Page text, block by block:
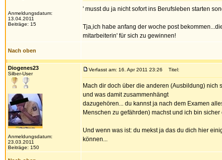
Anmeldungsdatum:
13.04.2011
Beiträge: 15
' musst du ja nicht sofort ins Berufsleben starten
Tja,ich habe anfang der woche post
mitarbeiterin' für sich zu gewinnen!
Nach oben
Diogenes23
Silber-User
Anmeldungsdatum:
23.03.2011
Beiträge: 150
Verfasst am: 16. Apr 2011 23:26 Titel:
Mach dir doch über die anderen (Ausbildung) nich
und was damit zusammenhängt
dazugehören... du kannst ja nach dem Examen
Menschen zu gefährden) machst und ich bin
Und wenn was ist: du mekst ja das du dich hier
können...